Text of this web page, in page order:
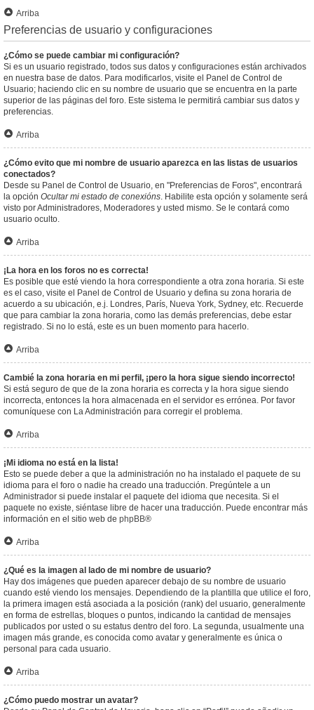
Arriba
Preferencias de usuario y configuraciones
¿Cómo se puede cambiar mi configuración?
Si es un usuario registrado, todos sus datos y configuraciones están archivados
en nuestra base de datos. Para modificarlos, visite el Panel de Control de
Usuario; haciendo clic en su nombre de usuario que se encuentra en la parte
superior de las páginas del foro. Este sistema le permitirá cambiar sus datos y
preferencias.
Arriba
¿Cómo evito que mi nombre de usuario aparezca en las listas de usuarios
conectados?
Desde su Panel de Control de Usuario, en "Preferencias de Foros", encontrará
la opción Ocultar mi estado de conexións. Habilite esta opción y solamente será
visto por Administradores, Moderadores y usted mismo. Se le contará como
usuario oculto.
Arriba
¡La hora en los foros no es correcta!
Es posible que esté viendo la hora correspondiente a otra zona horaria. Si este
es el caso, visite el Panel de Control de Usuario y defina su zona horaria de
acuerdo a su ubicación, e.j. Londres, París, Nueva York, Sydney, etc. Recuerde
que para cambiar la zona horaria, como las demás preferencias, debe estar
registrado. Si no lo está, este es un buen momento para hacerlo.
Arriba
Cambié la zona horaria en mi perfil, ¡pero la hora sigue siendo incorrecto!
Si está seguro de que de la zona horaria es correcta y la hora sigue siendo
incorrecta, entonces la hora almacenada en el servidor es errónea. Por favor
comuníquese con La Administración para corregir el problema.
Arriba
¡Mi idioma no está en la lista!
Esto se puede deber a que la administración no ha instalado el paquete de su
idioma para el foro o nadie ha creado una traducción. Pregúntele a un
Administrador si puede instalar el paquete del idioma que necesita. Si el
paquete no existe, siéntase libre de hacer una traducción. Puede encontrar más
información en el sitio web de phpBB®
Arriba
¿Qué es la imagen al lado de mi nombre de usuario?
Hay dos imágenes que pueden aparecer debajo de su nombre de usuario
cuando esté viendo los mensajes. Dependiendo de la plantilla que utilice el foro,
la primera imagen está asociada a la posición (rank) del usuario, generalmente
en forma de estrellas, bloques o puntos, indicando la cantidad de mensajes
publicados por usted o su estatus dentro del foro. La segunda, usualmente una
imagen más grande, es conocida como avatar y generalmente es única o
personal para cada usuario.
Arriba
¿Cómo puedo mostrar un avatar?